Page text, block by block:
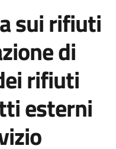
sui rifiuti
di
rifiuti
esterni